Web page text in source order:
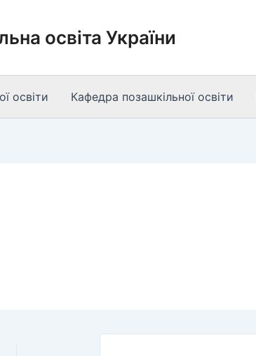
освіта України
освіти Кафедра позашкільної освіти